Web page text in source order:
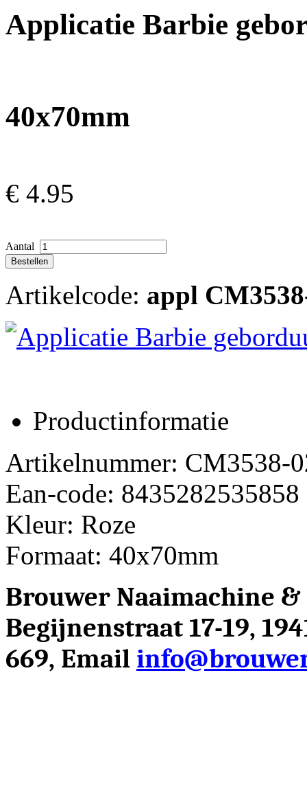
Applicatie Barbie
40x70mm
€ 4.95
Aantal
Artikelcode: appl
Productinformatie
Artikelnummer: CM3538-
Ean-code: 8435282535858
Kleur: Roze
Formaat: 40x70mm
Brouwer Naaimachine
Begijnenstraat 17-19,
669, Email